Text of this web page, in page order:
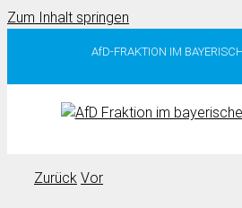
Zum Inhalt springen
AfD-FRAKTION IM
Zurück Vor